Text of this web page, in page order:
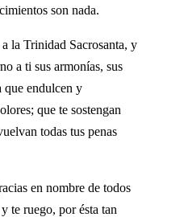
son nada.
la Trinidad Sacrosanta, y
a ti sus armonías, sus
que endulcen y
que te sostengan
todas tus penas
en nombre de todos
te ruego, por ésta tan